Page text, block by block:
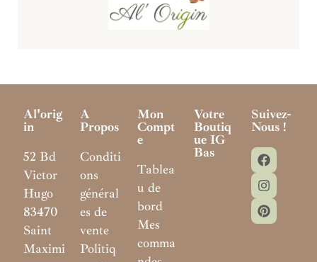
Al'orig
In
52 Bd
Victor
Hugo
83470
Saint
Maximi
A
Propos
Conditi
ons
général
es de
vente
Politiq
Mon
Compt
E
Tablea
u de
bord
Mes
comma
Votre
Boutiq
Ue IG
Bas
Suivez-
Nous !